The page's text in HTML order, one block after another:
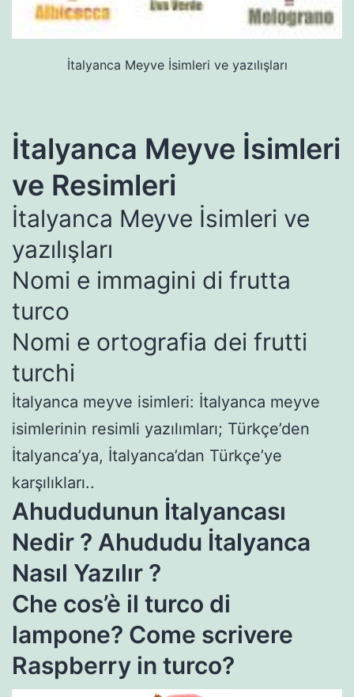
İtalyanca Meyve İsimleri ve yazılışları
İtalyanca Meyve İsimleri
ve Resimleri
İtalyanca Meyve İsimleri ve
yazılışları
ankara
escort
Nomi e immagini di frutta
turco
erotik
film
izle
Nomi e ortografia dei frutti
turchi
gaziantep
escort
İtalyanca meyve isimleri: İtalyanca meyve
isimlerinin resimli yazılımları; Türkçe’den
İtalyanca’ya, İtalyanca’dan Türkçe’ye
karşılıkları..
Ahududunun İtalyancası
Nedir ? Ahududu İtalyanca
Nasıl Yazılır ?
manavgat
escort
side
escort
manavgat
escort
bayan
Che cos’è il turco di
lampone? Come scrivere
Raspberry in turco?